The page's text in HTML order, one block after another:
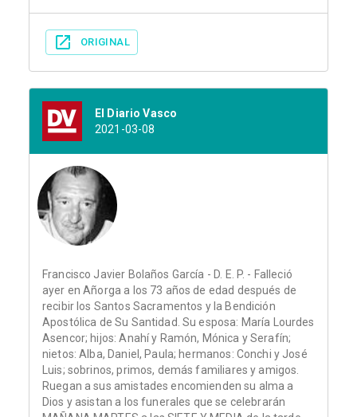
ORIGINAL
El Diario Vasco
2021-03-08
Francisco Javier Bolaños García - D. E. P. - Falleció
ayer en Añorga a los 73 años de edad después de
recibir los Santos Sacramentos y la Bendición
Apostólica de Su Santidad. Su esposa: María Lourdes
Asencor; hijos: Anahí y Ramón, Mónica y Serafín;
nietos: Alba, Daniel, Paula; hermanos: Conchi y José
Luis; sobrinos, primos, demás familiares y amigos.
Ruegan a sus amistades encomienden su alma a
Dios y asistan a los funerales que se celebrarán